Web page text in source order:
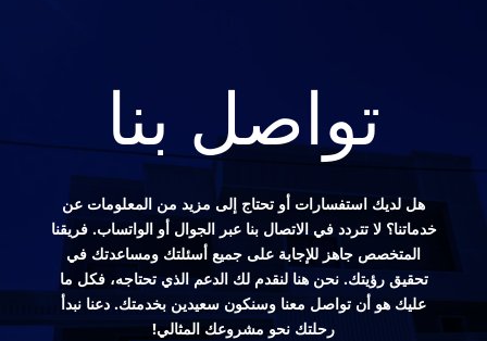
تواصل بنا
هل لديك استفسارات أو تحتاج إلى مزيد من المعلومات عن
خدماتنا؟ لا تتردد في الاتصال بنا عبر الجوال أو الواتساب. فريقنا
المتخصص جاهز للإجابة على جميع أسئلتك ومساعدتك في
تحقيق رؤيتك. نحن هنا لنقدم لك الدعم الذي تحتاجه، فكل ما
عليك هو أن تواصل معنا وسنكون سعيدين بخدمتك. دعنا نبدأ
رحلتك نحو مشروعك المثالي!